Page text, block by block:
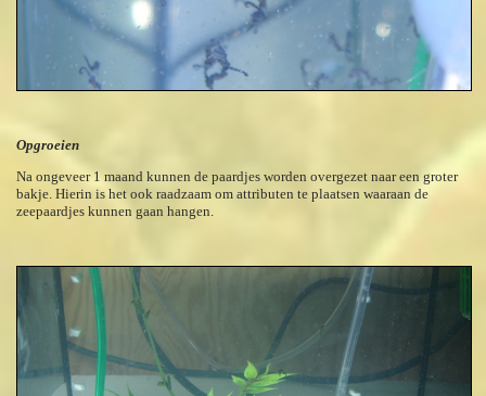
Opgroeien
Na ongeveer 1 maand kunnen de paardjes worden overgezet naar een groter
bakje. Hierin is het ook raadzaam om attributen te plaatsen waaraan de
zeepaardjes kunnen gaan hangen.